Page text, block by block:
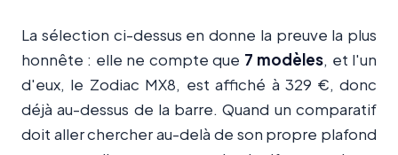
La sélection ci-dessus en donne la preuve la plus
honnête : elle ne compte que 7 modèles, et l'un
d'eux, le Zodiac MX8, est affiché à 329 €, donc
déjà au-dessus de la barre. Quand un comparatif
doit aller chercher au-delà de son propre plafond